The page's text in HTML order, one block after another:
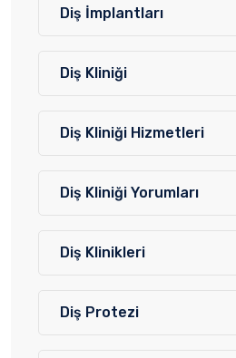
Diş İmplantları
Diş Kliniği
Diş Kliniği Hizmetleri
Diş Kliniği Yorumları
Diş Klinikleri
Diş Protezi